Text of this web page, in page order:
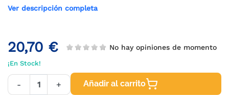
Ver descripción completa
20,70 € No hay opiniones de momento
¡En Stock!
- + Añadir al carrito